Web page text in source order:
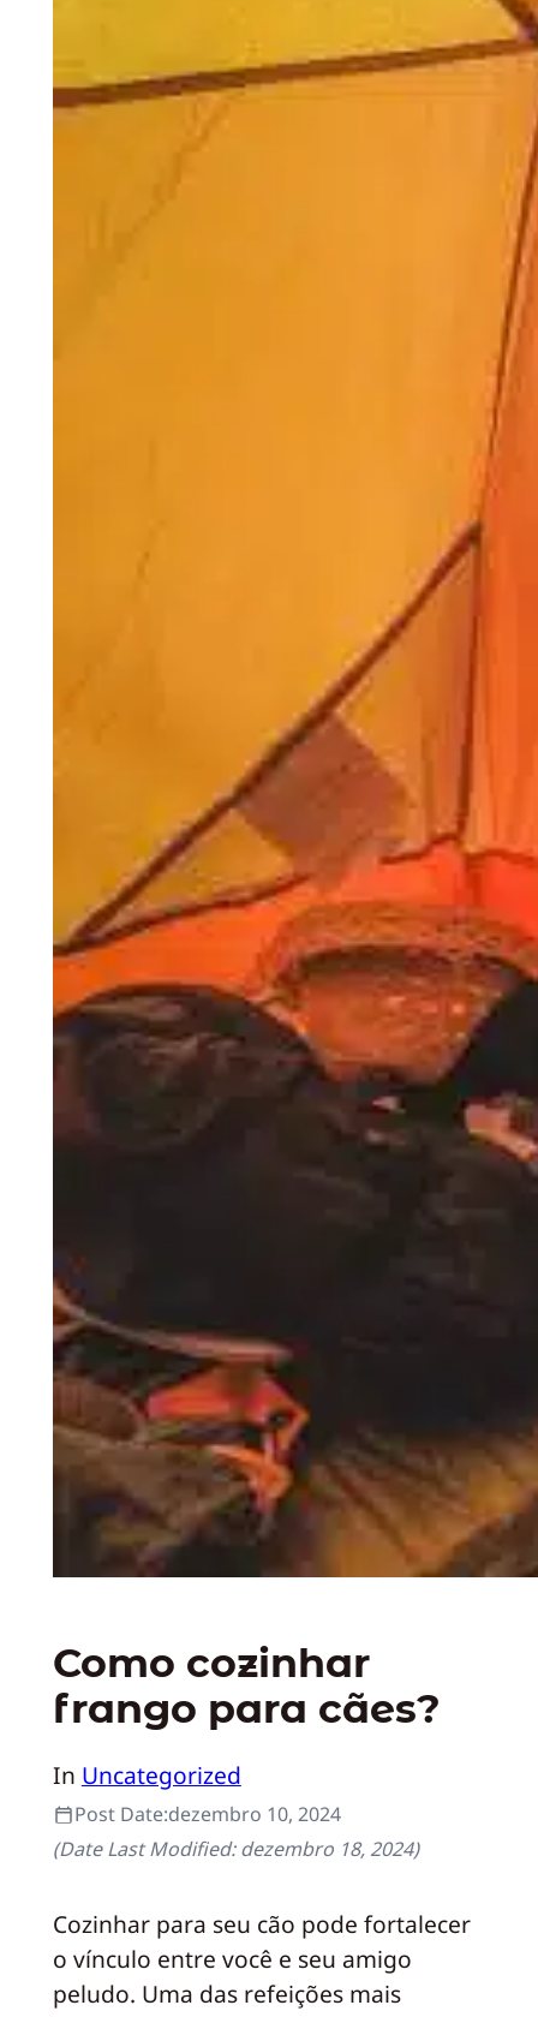
Como cozinhar
frango para cães?
In Uncategorized
Post Date:dezembro 10, 2024
(Date Last Modified:dezembro 18, 2024)
Cozinhar para seu cão pode fortalecer
o vínculo entre você e seu amigo
peludo. Uma das refeições mais